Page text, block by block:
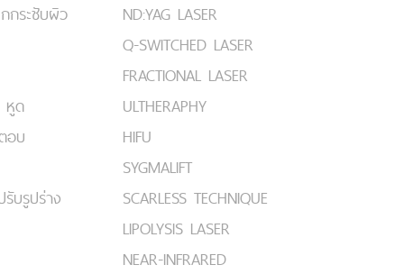
ระชับผิว
หูด
อบ
บรูปร่าง
ND:YAG LASER
Q-SWITCHED LASER
FRACTIONAL LASER
ULTHERAPHY
HIFU
SYGMALIFT
SCARLESS TECHNIQUE
LIPOLYSIS LASER
NEAR-INFRARED